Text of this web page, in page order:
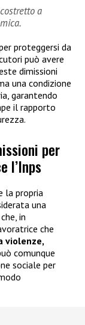
a
proteggersi da
può avere
dimissioni
una condizione
garantendo
il rapporto
per
l’Inps
la propria
una
in
che
violenze,
comunque
sociale per